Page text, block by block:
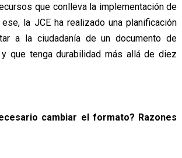
que conlleva la implementación de
la JCE ha realizado una planificación
a la ciudadanía de un documento de
que tenga durabilidad más allá de diez
cambiar el formato? Razones